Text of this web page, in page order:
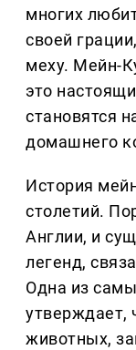
многих
своей
меху. Мейн-
это
становятся
домашнего
История
столетий.
Англии, и
легенд,
Одна из
утверждает,
животных,